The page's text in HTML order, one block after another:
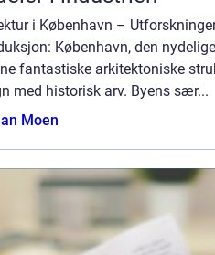
i København –
København, den
fantastiske arkitektoniske
med historisk arv. Byens sær...
Moen